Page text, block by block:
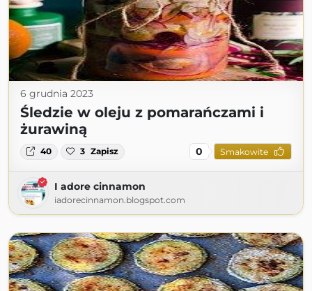
6 grudnia 2023
Śledzie w oleju z pomarańczami i
żurawiną
40 3 Zapisz 0 Smakowite
I adore cinnamon
iadorecinnamon.blogspot.com